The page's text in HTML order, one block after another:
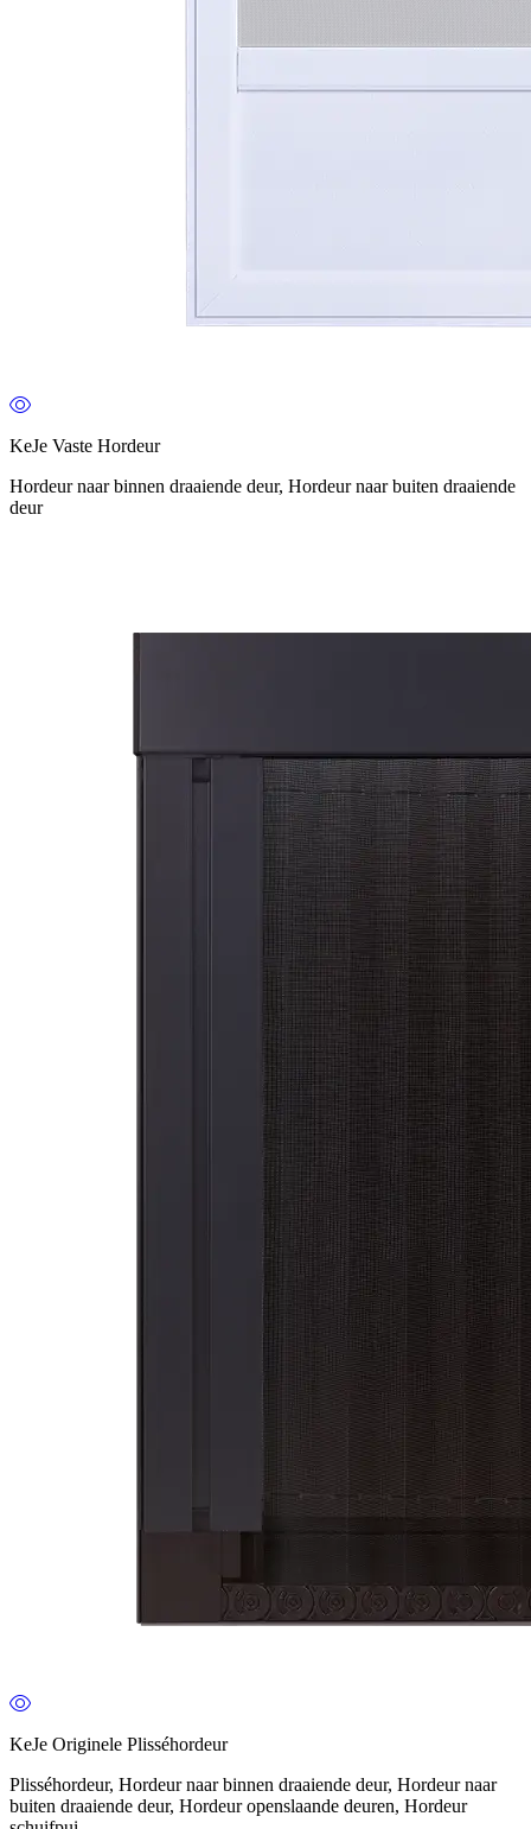
KeJe Vaste Hordeur
Hordeur naar binnen draaiende deur, Hordeur naar buiten draaiende
deur
KeJe Originele Plisséhordeur
Plisséhordeur, Hordeur naar binnen draaiende deur, Hordeur naar
buiten draaiende deur, Hordeur openslaande deuren, Hordeur